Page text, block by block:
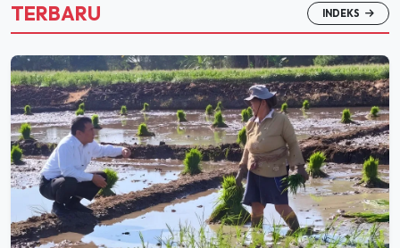
TERBARU INDEKS